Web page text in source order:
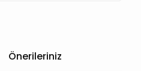
Önerileriniz